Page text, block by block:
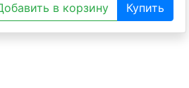
в корзину Купить